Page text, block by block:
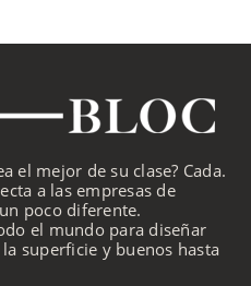
el mejor de su clase? Cada.
a las empresas de
poco diferente.
el mundo para diseñar
superficie y buenos hasta